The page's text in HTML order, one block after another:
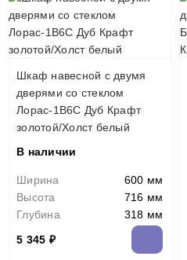
Шкаф навесной c двумя
дверями со стеклом
Лорас-1В6С Дуб Крафт
золотой/Холст белый
В наличии
Ширина
600 мм
Высота
716 мм
Глубина
318 мм
5 345 ₽